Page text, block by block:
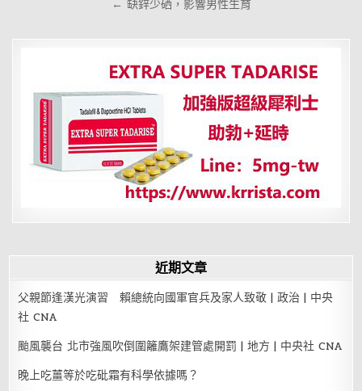
覽
← 缺鋅少硒，影響男性生育
近期文章
父親節逢漢光演習 賴總統向國軍官兵及家人致敬 | 政治 | 中央
社 CNA
颱風襲台 北市強風吹倒圍籬鷹架建管處開罰 | 地方 | 中央社 CNA
晚上吃薑等於吃砒霜有科學依據嗎？